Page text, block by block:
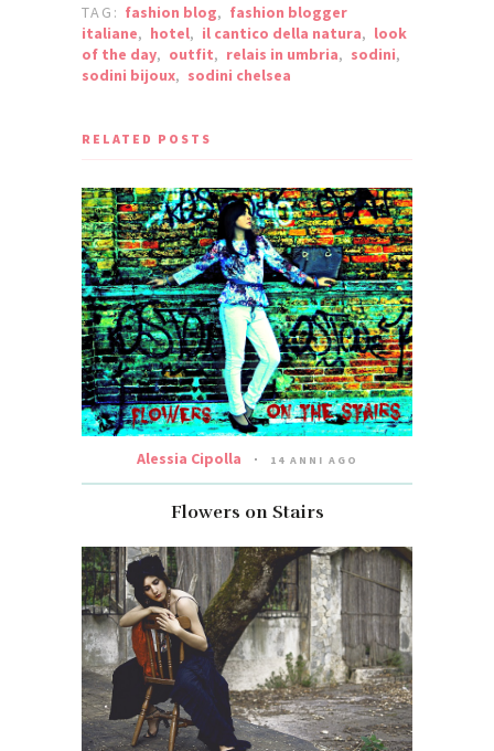
TAG: fashion blog, fashion blogger
italiane, hotel, il cantico della natura, look
of the day, outfit, relais in umbria, sodini,
sodini bijoux, sodini chelsea
RELATED POSTS
Alessia Cipolla 14 ANNI AGO
Flowers on Stairs